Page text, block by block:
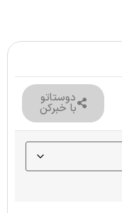
دوستاتو
با خبرکن